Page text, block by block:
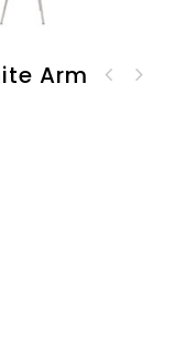
Arm